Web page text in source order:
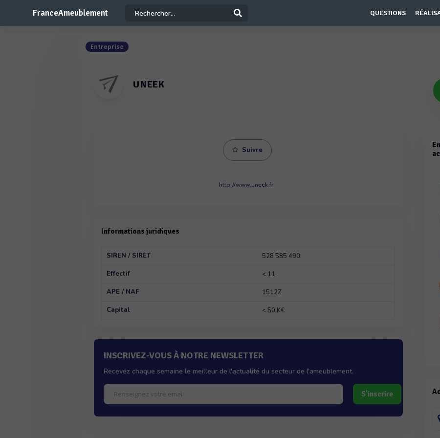
FranceAmeublement QUESTIONS
Entreprise
UNEEK
Suivre
http://www.uneek.fr
Informations juridiques
SIREN / SIRET
528 585 490
Effectif
< 11
APE / NAF
1512Z
Capital
< 50 K€
INSCRIVEZ-VOUS À NOTRE NEWSLETTER
Recevez chaque semaine le meilleur de l'actualité du secteur de l'ameublement.
S'inscrire